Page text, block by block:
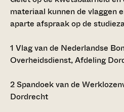
materiaal kunnen de vlaggen
aparte afspraak op de
1 Vlag van de Nederlandse
Overheidsdienst, Afdeling
2Spandoek van de
Dordrecht